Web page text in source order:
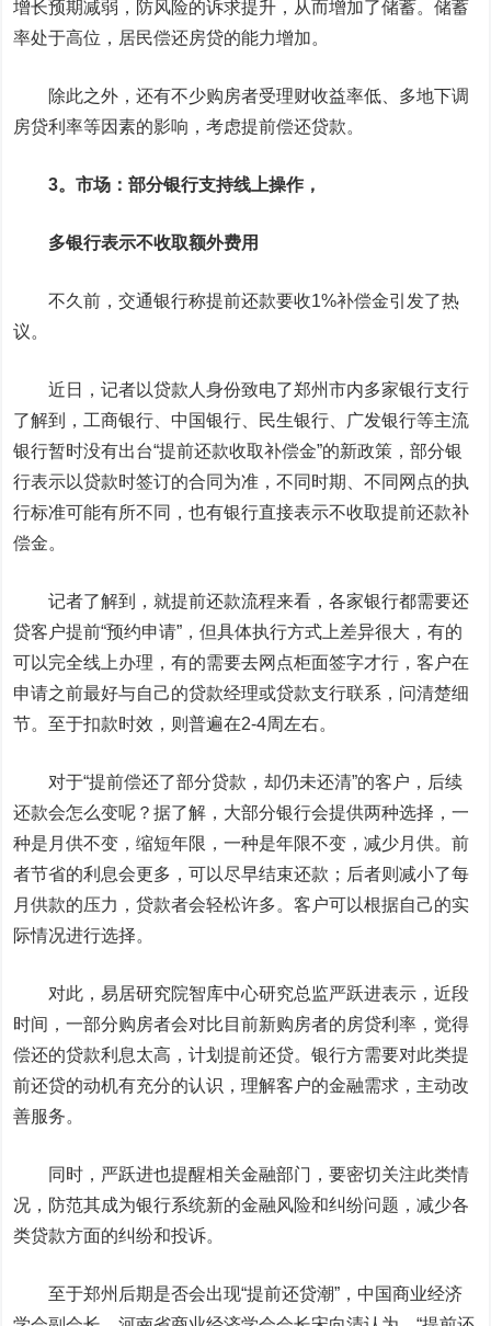
增长预期减弱，防风险的诉求提升，从而增加了储蓄。储蓄
率处于高位，居民偿还房贷的能力增加。
除此之外，还有不少购房者受理财收益率低、多地下调
房贷利率等因素的影响，考虑提前偿还贷款。
3。市场：部分银行支持线上操作，
多银行表示不收取额外费用
不久前，交通银行称提前还款要收1%补偿金引发了热
议。
近日，记者以贷款人身份致电了郑州市内多家银行支行
了解到， 工商银行 中国银行 民生银行 、广发银行等主流
银行暂时没有出台“提前还款收取补偿金”的新政策，部分银
行表示以贷款时签订的合同为准，不同时期、不同网点的执
行标准可能有所不同，也有银行直接表示不收取提前还款补
偿金。
记者了解到，就提前还款流程来看，各家银行都需要还
贷客户提前“预约申请”，但具体执行方式上差异很大，有的
可以完全线上办理，有的需要去网点柜面签字才行，客户在
申请之前最好与自己的贷款经理或贷款支行联系，问清楚细
节。至于扣款时效，则普遍在2-4周左右。
对于“提前偿还了部分贷款，却仍未还清”的客户，后续
还款会怎么变呢？据了解，大部分银行会提供两种选择，一
种是月供不变，缩短年限，一种是年限不变，减少月供。前
者节省的利息会更多，可以尽早结束还款；后者则减小了每
月供款的压力，贷款者会轻松许多。客户可以根据自己的实
际情况进行选择。
对此，易居研究院智库中心研究总监严跃进表示，近段
时间，一部分购房者会对比目前新购房者的房贷利率，觉得
偿还的贷款利息太高，计划提前还贷。银行方需要对此类提
前还贷的动机有充分的认识，理解客户的金融需求，主动改
善服务。
同时，严跃进也提醒相关金融部门，要密切关注此类情
况，防范其成为银行系统新的金融风险和纠纷问题，减少各
类贷款方面的纠纷和投诉。
至于郑州后期是否会出现“提前还贷潮”，中国商业经济